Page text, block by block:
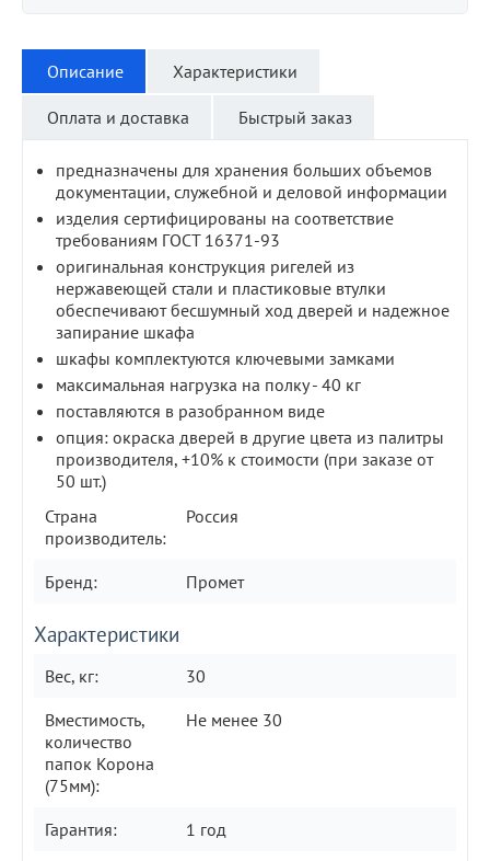
Описание Характеристики
Оплата и доставка Быстрый заказ
предназначены для хранения больших объемов
документации, служебной и деловой информации
изделия сертифицированы на соответствие
требованиям ГОСТ 16371-93
оригинальная конструкция ригелей из
нержавеющей стали и пластиковые втулки
обеспечивают бесшумный ход дверей и надежное
запирание шкафа
шкафы комплектуются ключевыми замками
максимальная нагрузка на полку - 40 кг
поставляются в разобранном виде
опция: окраска дверей в другие цвета из палитры
производителя, +10% к стоимости (при заказе от
50 шт.)
Страна
производитель:
Россия
Бренд: Промет
Характеристики
Вес, кг:
30
Вместимость,
количество
папок Корона
(75мм):
Не менее 30
Гарантия:
1 год